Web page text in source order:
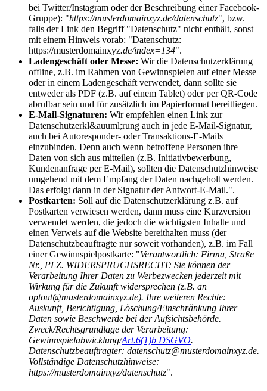
bei Twitter/Instagram oder der Beschreibung einer Facebook-
Gruppe): "https://musterdomainxyz.de/datenschutz", bzw.
falls der Link den Begriff "Datenschutz" nicht enthält, sonst
mit einem Hinweis vorab: "Datenschutz:
https://musterdomainxyz.de/index=134".
Ladengeschäft oder Messe: Wir die Datenschutzerklärung
offline, z.B. im Rahmen von Gewinnspielen auf einer Messe
oder in einem Ladengeschäft verwendet, dann sollte sie
entweder als PDF (z.B. auf einem Tablet) oder per QR-Code
abrufbar sein und für zusätzlich im Papierformat bereitliegen.
E-Mail-Signaturen: Wir empfehlen einen Link zur
Datenschutzerkl&auuml;rung auch in jede E-Mail-Signatur,
auch bei Autoresponder- oder Transaktions-E-Mails
einzubinden. Denn auch wenn betroffene Personen ihre
Daten von sich aus mitteilen (z.B. Initiativbewerbung,
Kundenanfrage per E-Mail), sollten die Datenschutzhinweise
umgehend mit dem Empfang der Daten nachgeholt werden.
Das erfolgt dann in der Signatur der Antwort-E-Mail.".
Postkarten: Soll auf die Datenschutzerklärung z.B. auf
Postkarten verwiesen werden, dann muss eine Kurzversion
verwendet werden, die jedoch die wichtigsten Inhalte und
einen Verweis auf die Website bereithalten muss (der
Datenschutzbeauftragte nur soweit vorhanden), z.B. im Fall
einer Gewinnspielpostkarte: "Verantwortlich: Firma, Straße
Nr., PLZ. WIDERSPRUCHSRECHT: Sie können der
Verarbeitung Ihrer Daten zu Werbezwecken jederzeit mit
Wirkung für die Zukunft widersprechen (z.B. an
optout@musterdomainxyz.de). Ihre weiteren Rechte:
Auskunft, Berichtigung, Löschung/Einschränkung Ihrer
Daten sowie Beschwerde bei der Aufsichtsbehörde.
Zweck/Rechtsgrundlage der Verarbeitung:
Gewinnspielabwicklung/Art.6(1)b DSGVO.
Datenschutzbeauftragter: datenschutz@musterdomainxyz.de.
Vollständige Datenschutzhinweise:
https://musterdomainxyz/datenschutz".